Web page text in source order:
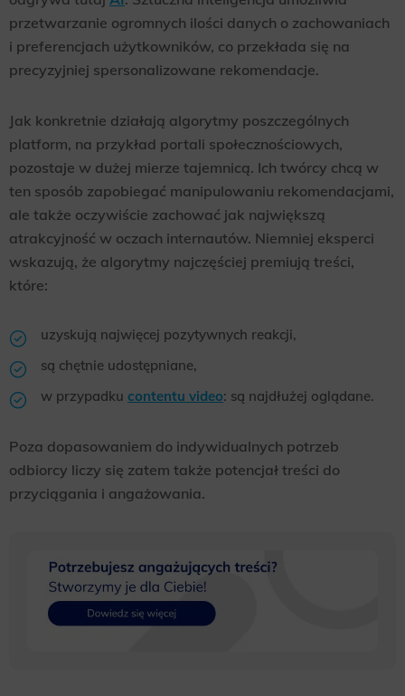
przetwarzanie ogromnych ilości danych o zachowaniach
i preferencjach użytkowników, co przekłada się na
precyzyjniej spersonalizowane rekomendacje.
Jak konkretnie działają algorytmy poszczególnych
platform, na przykład portali społecznościowych,
pozostaje w dużej mierze tajemnicą. Ich twórcy chcą w
ten sposób zapobiegać manipulowaniu rekomendacjami,
ale także oczywiście zachować jak największą
atrakcyjność w oczach internautów. Niemniej eksperci
wskazują, że algorytmy najczęściej premiują treści,
które:
uzyskują najwięcej pozytywnych reakcji,
są chętnie udostępniane,
w przypadku contentu video: są najdłużej oglądane.
Poza dopasowaniem do indywidualnych potrzeb
odbiorcy liczy się zatem także potencjał treści do
przyciągania i angażowania.